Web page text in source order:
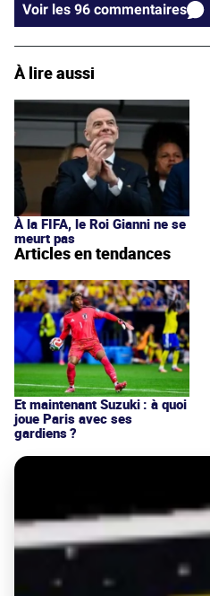
Voir les 96 commentaires
À lire aussi
À la FIFA, le Roi Gianni ne se
meurt pas
Articles en tendances
Et maintenant Suzuki : à quoi
joue Paris avec ses
gardiens ?